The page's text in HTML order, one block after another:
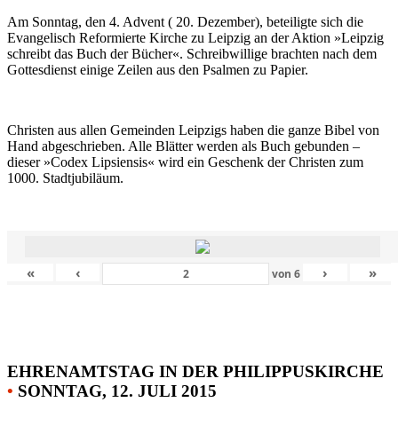
Am Sonntag, den 4. Advent ( 20. Dezember), beteiligte sich die
Evangelisch Reformierte Kirche zu Leipzig an der Aktion »Leipzig
schreibt das Buch der Bücher«. Schreibwillige brachten nach dem
Gottesdienst einige Zeilen aus den Psalmen zu Papier.
Christen aus allen Gemeinden Leipzigs haben die ganze Bibel von
Hand abgeschrieben. Alle Blätter werden als Buch gebunden –
dieser »Codex Lipsiensis« wird ein Geschenk der Christen zum
1000. Stadtjubiläum.
« ‹ von6 › »
EHRENAMTSTAG IN DER PHILIPPUSKIRCHE
• SONNTAG, 12. JULI 2015